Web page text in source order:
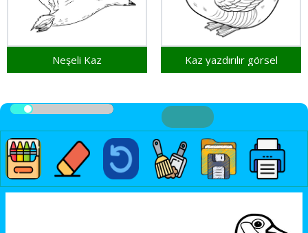
Neşeli Kaz Kaz yazdırılır görsel